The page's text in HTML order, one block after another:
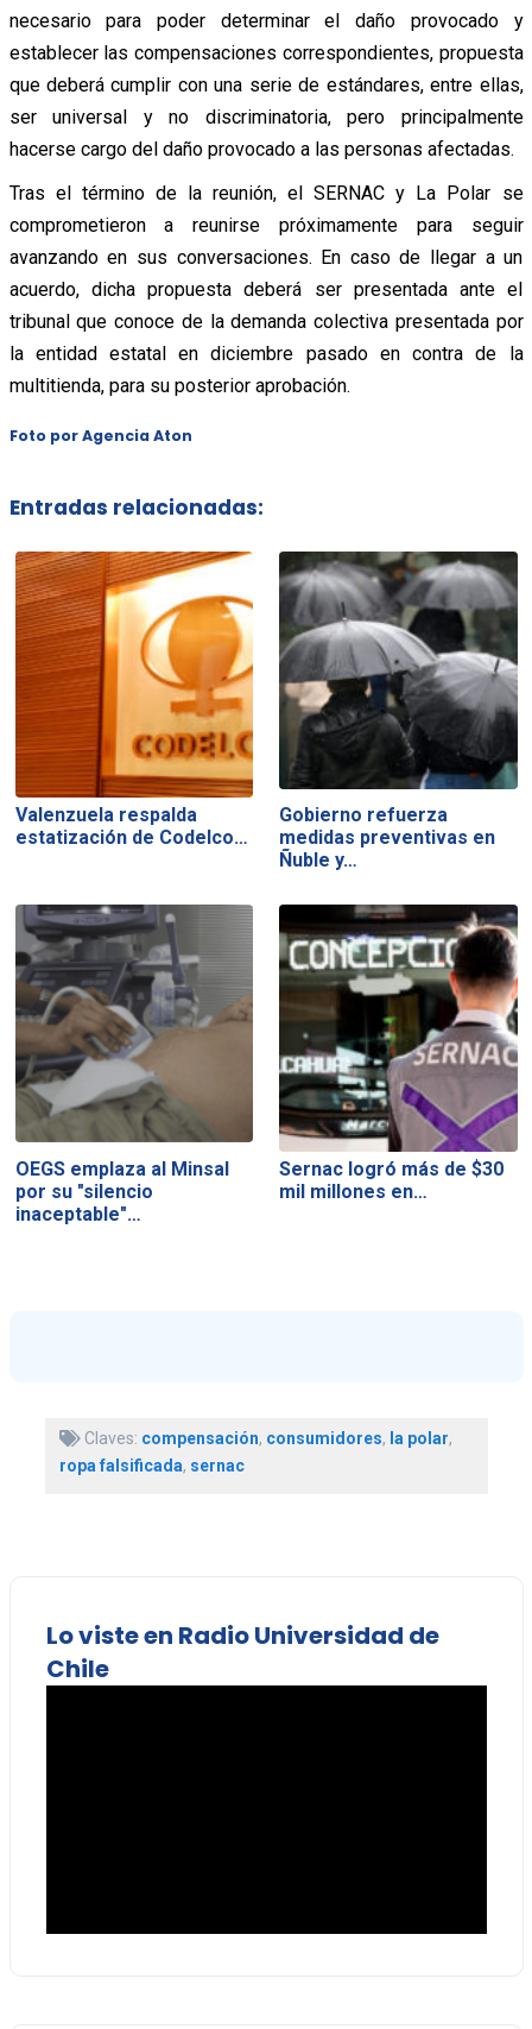
necesario para poder determinar el daño provocado y
establecer las compensaciones correspondientes, propuesta
que deberá cumplir con una serie de estándares, entre ellas,
ser universal y no discriminatoria, pero principalmente
hacerse cargo del daño provocado a las personas afectadas.
Tras el término de la reunión, el SERNAC y La Polar se
comprometieron a reunirse próximamente para seguir
avanzando en sus conversaciones. En caso de llegar a un
acuerdo, dicha propuesta deberá ser presentada ante el
tribunal que conoce de la demanda colectiva presentada por
la entidad estatal en diciembre pasado en contra de la
multitienda, para su posterior aprobación.
Foto por Agencia Aton
Entradas relacionadas:
Valenzuela respalda
estatización de Codelco…
Gobierno refuerza
medidas preventivas en
Ñuble y…
OEGS emplaza al Minsal
por su "silencio
inaceptable"…
Sernac logró más de $30
mil millones en…
Claves: compensación, consumidores, la polar,
ropa falsificada, sernac
Lo viste en Radio Universidad de
Chile